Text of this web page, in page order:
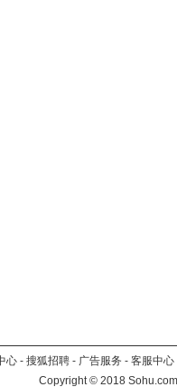
心 - 搜狐招聘 - 广告服务 - 客服中心
Copyright©2018